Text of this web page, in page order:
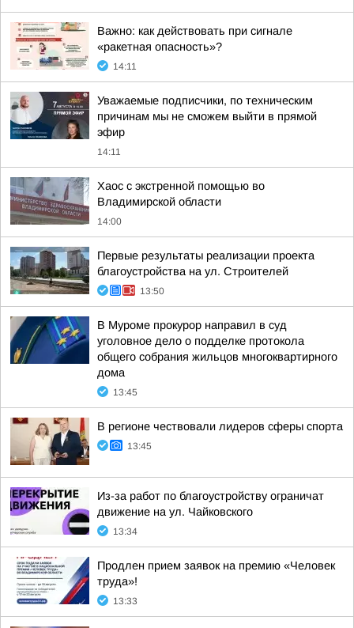
Важно: как действовать при сигнале
«ракетная опасность»?
14:11
Уважаемые подписчики, по техническим
причинам мы не сможем выйти в прямой
эфир
14:11
Хаос с экстренной помощью во
Владимирской области
14:00
Первые результаты реализации проекта
благоустройства на ул. Строителей
13:50
В Муроме прокурор направил в суд
уголовное дело о подделке протокола
общего собрания жильцов многоквартирного
дома
13:45
В регионе чествовали лидеров сферы спорта
13:45
Из-за работ по благоустройству ограничат
движение на ул. Чайковского
13:34
Продлен прием заявок на премию «Человек
труда»!
13:33